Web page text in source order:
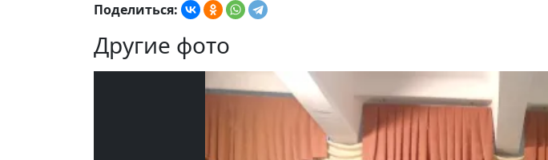
Поделиться:
Другие фото